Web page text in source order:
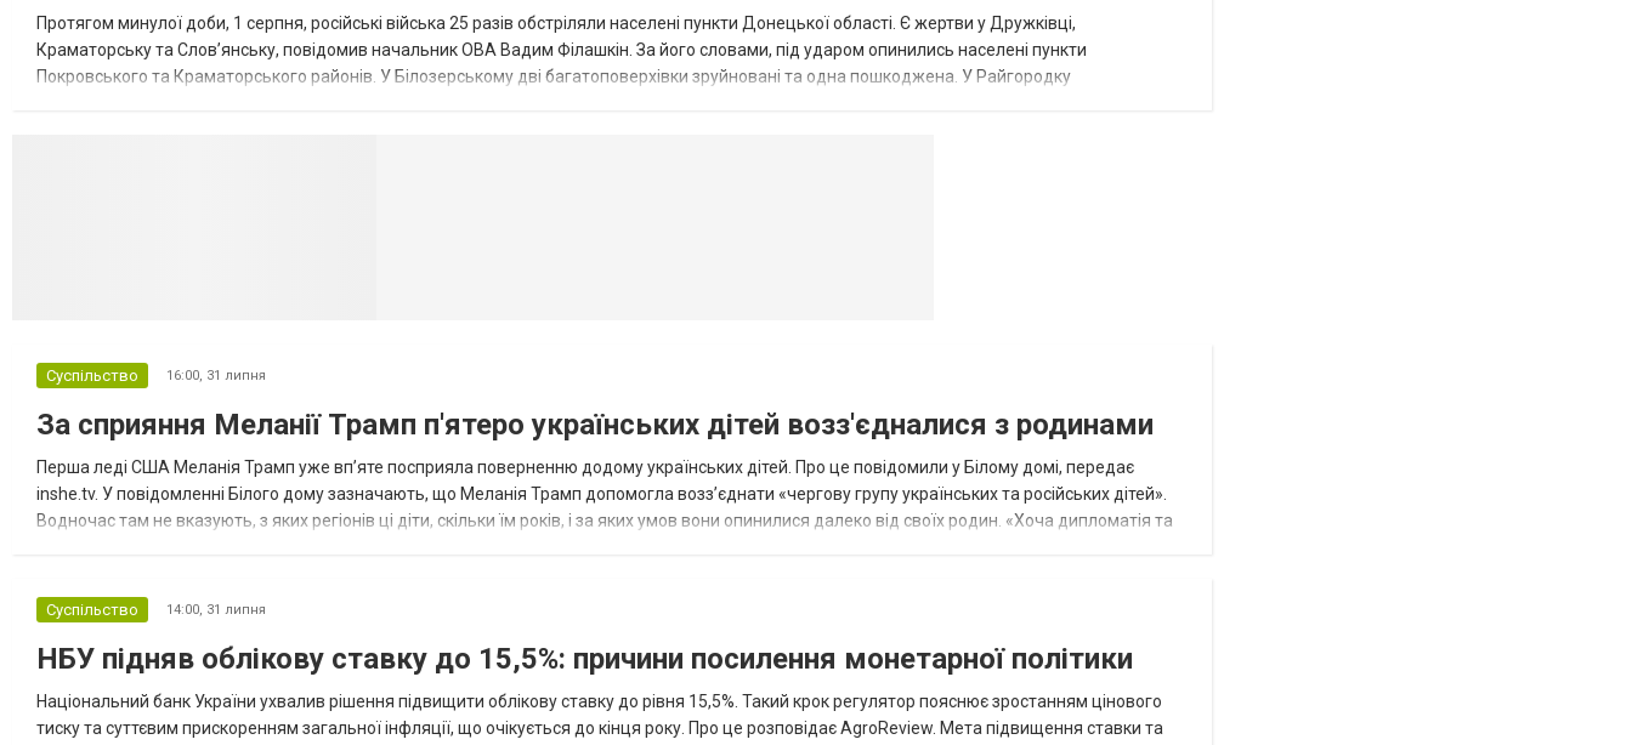
Протягом минулої доби, 1 серпня, російські війська 25 разів обстріляли населені пункти Донецької області. Є жертви у Дружківці,
Краматорську та Слов’янську, повідомив начальник ОВА Вадим Філашкін. За його словами, під ударом опинились населені пункти
Покровського та Краматорського районів. У Білозерському дві багатоповерхівки зруйновані та одна пошкоджена. У Райгородку
Суспільство 16:00, 31 липня
За сприяння Меланії Трамп п'ятеро українських дітей возз'єдналися з родинами
Перша леді США Меланія Трамп уже впʼяте посприяла поверненню додому українських дітей. Про це повідомили у Білому домі, передає
inshe.tv. У повідомленні Білого дому зазначають, що Меланія Трамп допомогла возз’єднати «чергову групу українських та російських дітей».
Водночас там не вказують, з яких регіонів ці діти, скільки їм років, і за яких умов вони опинилися далеко від своїх родин. «Хоча дипломатія та
Суспільство 14:00, 31 липня
НБУ підняв облікову ставку до 15,5%: причини посилення монетарної політики
Національний банк України ухвалив рішення підвищити облікову ставку до рівня 15,5%. Такий крок регулятор пояснює зростанням цінового
тиску та суттєвим прискоренням загальної інфляції, що очікується до кінця року. Про це розповідає AgroReview. Мета підвищення ставки та